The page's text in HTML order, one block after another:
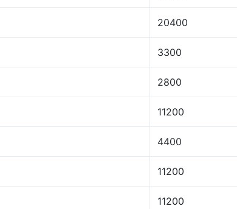
20400
3300
2800
11200
4400
11200
11200